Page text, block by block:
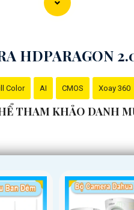
kỳ lúc.- Theo dõi trẻ nhỏ: Đi làm
cách thu hút và hiệu quả! Nếu
HDPARAGON
Color AI CMOS Xoay 360
THAM KHẢO DANH